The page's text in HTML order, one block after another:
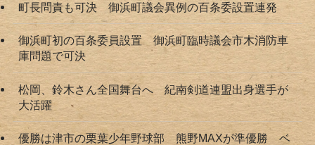
町長問責も可決 御浜町議会異例の百条委設置連発
御浜町初の百条委員設置 御浜町臨時議会市木消防車
庫問題で可決
松岡、鈴木さん全国舞台へ 紀南剣道連盟出身選手が
大活躍
優勝は津市の栗葉少年野球部 熊野MAXが準優勝 ベ